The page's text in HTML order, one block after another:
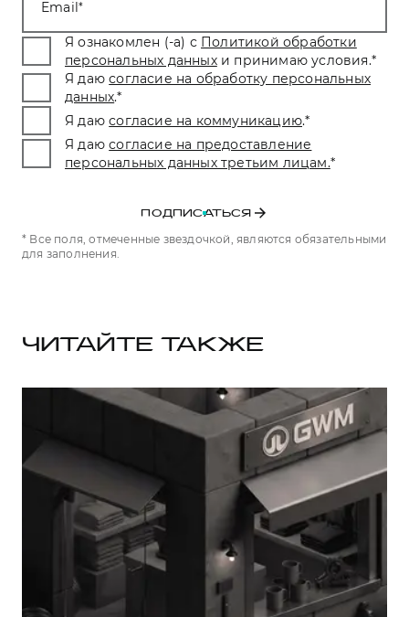
Email
Я ознакомлен (-а) с Политикой обработки
персональных данных и принимаю условия.*
Я даю согласие на обработку персональных
данных.*
Я даю согласие на коммуникацию.*
Я даю согласие на предоставление
персональных данных третьим лицам.*
ПОДПИСАТЬСЯ
* Все поля, отмеченные звездочкой, являются обязательными
для заполнения.
ЧИТАЙТЕ ТАКЖЕ